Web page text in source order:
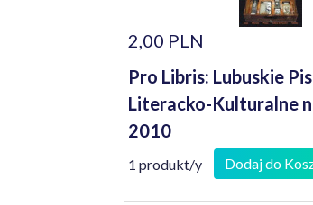
2,00 PLN
Pro Libris: Lubuskie
Literacko-Kulturalne
2010
1 produkt/y Dodaj do